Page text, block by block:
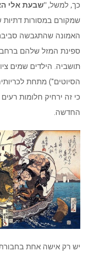
כך, למשל, "שבעת אלי
שמקורם במסורות דתיות
האמונה שהתגבשה
ספינת המזל שלהם
תושביה. הילדים שמים
הסיוטים") מתחת
כי זה ירחיק חלומות
החדשה.
יש רק אישה אחת בחבורת